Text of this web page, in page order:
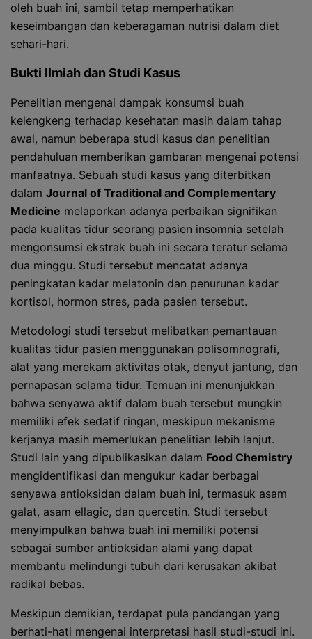
oleh buah ini, sambil tetap memperhatikan
keseimbangan dan keberagaman nutrisi dalam diet
sehari-hari.
Bukti Ilmiah dan Studi Kasus
Penelitian mengenai dampak konsumsi buah
kelengkeng terhadap kesehatan masih dalam tahap
awal, namun beberapa studi kasus dan penelitian
pendahuluan memberikan gambaran mengenai potensi
manfaatnya. Sebuah studi kasus yang diterbitkan
dalam Journal of Traditional and Complementary
Medicine melaporkan adanya perbaikan signifikan
pada kualitas tidur seorang pasien insomnia setelah
mengonsumsi ekstrak buah ini secara teratur selama
dua minggu. Studi tersebut mencatat adanya
peningkatan kadar melatonin dan penurunan kadar
kortisol, hormon stres, pada pasien tersebut.
Metodologi studi tersebut melibatkan pemantauan
kualitas tidur pasien menggunakan polisomnografi,
alat yang merekam aktivitas otak, denyut jantung, dan
pernapasan selama tidur. Temuan ini menunjukkan
bahwa senyawa aktif dalam buah tersebut mungkin
memiliki efek sedatif ringan, meskipun mekanisme
kerjanya masih memerlukan penelitian lebih lanjut.
Studi lain yang dipublikasikan dalam Food Chemistry
mengidentifikasi dan mengukur kadar berbagai
senyawa antioksidan dalam buah ini, termasuk asam
galat, asam ellagic, dan quercetin. Studi tersebut
menyimpulkan bahwa buah ini memiliki potensi
sebagai sumber antioksidan alami yang dapat
membantu melindungi tubuh dari kerusakan akibat
radikal bebas.
Meskipun demikian, terdapat pula pandangan yang
berhati-hati mengenai interpretasi hasil studi-studi ini.